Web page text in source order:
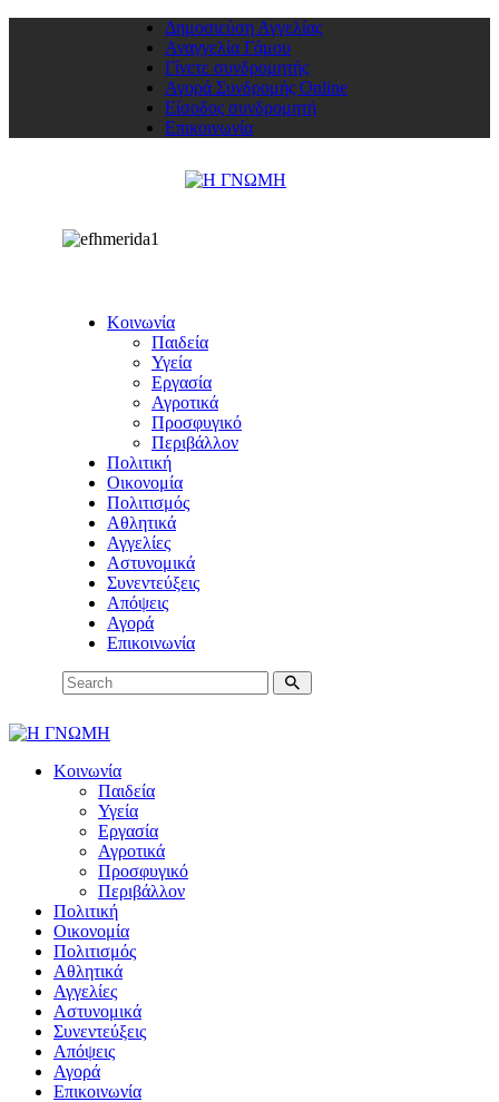
Δημοσιεύση Αγγελίας
Αναγγελία Γάμου
Γίνετε συνδρομητής
Αγορά Συνδρομής Online
Είσοδος συνδρομητή
Επικοινωνία
Κοινωνία
Παιδεία
Υγεία
Εργασία
Αγροτικά
Προσφυγικό
Περιβάλλον
Πολιτική
Οικονομία
Πολιτισμός
Αθλητικά
Αγγελίες
Αστυνομικά
Συνεντεύξεις
Απόψεις
Αγορά
Επικοινωνία
Κοινωνία
Παιδεία
Υγεία
Εργασία
Αγροτικά
Προσφυγικό
Περιβάλλον
Πολιτική
Οικονομία
Πολιτισμός
Αθλητικά
Αγγελίες
Αστυνομικά
Συνεντεύξεις
Απόψεις
Αγορά
Επικοινωνία